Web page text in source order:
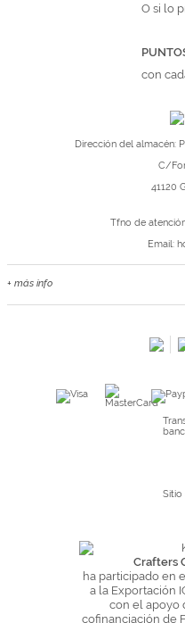
O si lo
con
Dirección del almacén:
C/
41120
Tfno de
Email:
+ más info
Kimidori PRINT, nuestro servicio de
Pago seguro y financiación
Condiciones generales de Compra
Sitio
Crafters
ha participado en
a la Exportación
con el apoyo
cofinanciación de